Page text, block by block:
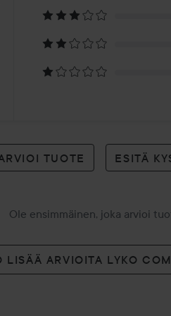
TUOTE ESITÄ
Ole ensimmäinen, joka arvioi
LISÄÄ ARVIOITA LYKO